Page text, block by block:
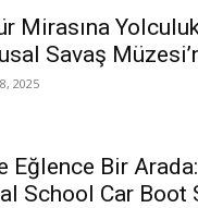
Mirasına
Savaş
2025
Eğlence Bir
School Car Boot